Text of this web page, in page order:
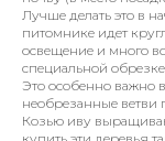
Лучше делать это в
питомнике идет
освещение и много
специальной обрезке
Это особенно важно
необрезанные ветви
Козью иву